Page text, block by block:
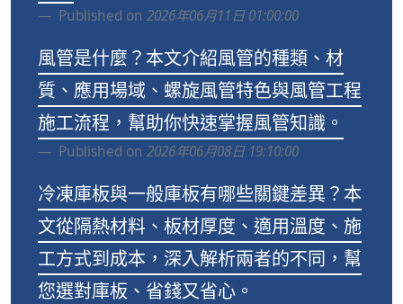
Published on 2026年06月11日 01:00:00
風管是什麼？本文介紹風管的種類、材
質、應用場域、螺旋風管特色與風管工程
施工流程，幫助你快速掌握風管知識。
Published on 2026年06月08日 19:10:00
冷凍庫板與一般庫板有哪些關鍵差異？本
文從隔熱材料、板材厚度、適用溫度、施
工方式到成本，深入解析兩者的不同，幫
您選對庫板、省錢又省心。